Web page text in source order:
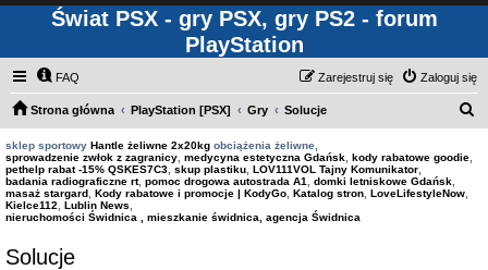
Świat PSX - gry PSX, gry PS2 - forum
PlayStation
FAQ Zaloguj się
Zarejestruj się
Strona główna PlayStation [PSX] Gry Solucje
sklep sportowy Hantle żeliwne 2x20kg obciążenia żeliwne,
sprowadzenie zwłok z zagranicy medycyna estetyczna Gdańsk kody rabatowe goodie
pethelp rabat -15% QSKES7C3 skup plastiku LOV111VOL Tajny Komunikator
badania radiograficzne rt, pomoc drogowa autostrada A1 domki letniskowe Gdańsk
masaż stargard Kody rabatowe i promocje | KodyGo Katalog stron LoveLifestyleNow
Kielce112
Lublin News
nieruchomości Świdnica , mieszkanie świdnica, agencja Świdnica
Solucje